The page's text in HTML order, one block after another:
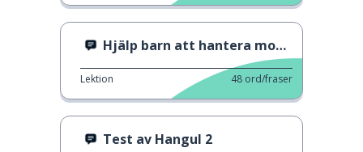
Hjälp barn att hantera mobbare
Lektion 48 ord/fraser
Test av Hangul 2